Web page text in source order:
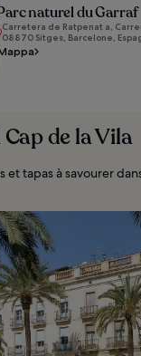
naturel du Garraf
Carretera de Ratpenat a,
08870 Sitges, Barcelone,
Cap de la Vila
et tapas à savourer